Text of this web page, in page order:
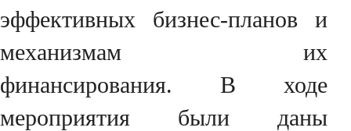
эффективных бизнес-планов и
механизмам их
финансирования. В ходе
мероприятия были даны